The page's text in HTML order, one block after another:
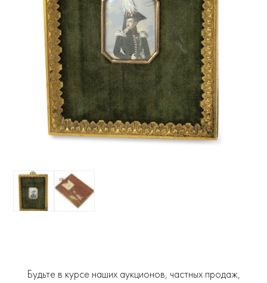
Будьте в курсе наших аукционов, частных продаж,